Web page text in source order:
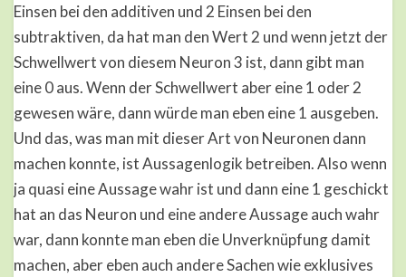
Einsen bei den additiven und 2 Einsen bei den
subtraktiven, da hat man den Wert 2 und wenn jetzt der
Schwellwert von diesem Neuron 3 ist, dann gibt man
eine 0 aus. Wenn der Schwellwert aber eine 1 oder 2
gewesen wäre, dann würde man eben eine 1 ausgeben.
Und das, was man mit dieser Art von Neuronen dann
machen konnte, ist Aussagenlogik betreiben. Also wenn
ja quasi eine Aussage wahr ist und dann eine 1 geschickt
hat an das Neuron und eine andere Aussage auch wahr
war, dann konnte man eben die Unverknüpfung damit
machen, aber eben auch andere Sachen wie exklusives